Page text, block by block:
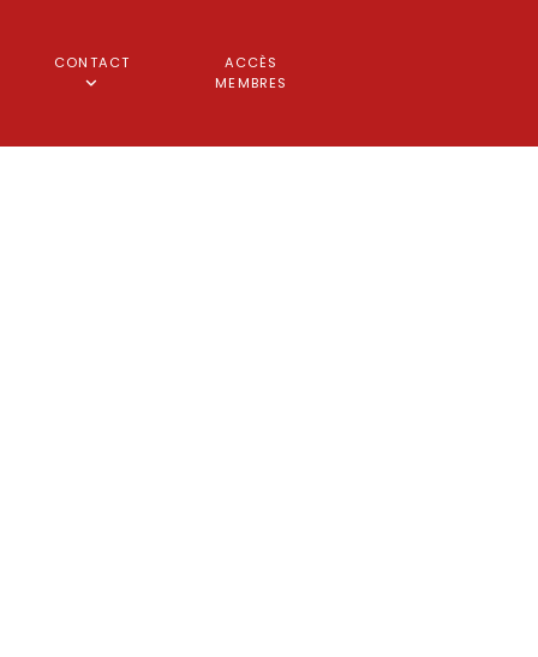
CONTACT
ACCÈS
MEMBRES